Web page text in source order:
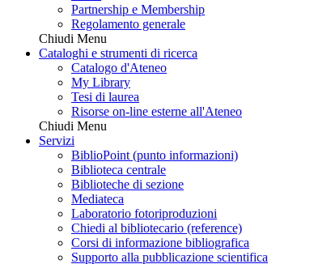
Partnership e Membership
Regolamento generale
Chiudi Menu
Cataloghi e strumenti di ricerca
Catalogo d'Ateneo
My Library
Tesi di laurea
Risorse on-line esterne all'Ateneo
Chiudi Menu
Servizi
BiblioPoint (punto informazioni)
Biblioteca centrale
Biblioteche di sezione
Mediateca
Laboratorio fotoriproduzioni
Chiedi al bibliotecario (reference)
Corsi di informazione bibliografica
Supporto alla pubblicazione scientifica